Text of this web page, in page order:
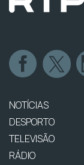
NOTÍCIAS
DESPORTO
TELEVISÃO
RÁDIO